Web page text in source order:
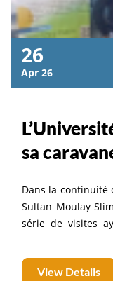
26
Apr 26
sa
Dans la continuité
Sultan Moulay
série de visites
Sciences
Humaines
View Details